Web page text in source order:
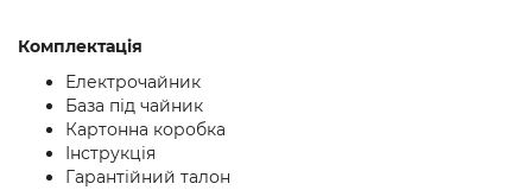
Комплектація
Електрочайник
База під чайник
Картонна коробка
Інструкція
Гарантійний талон